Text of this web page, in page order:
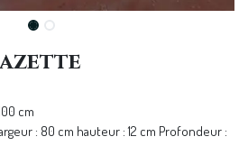
cm
: 80 cm hauteur : 12 cm Profondeur :